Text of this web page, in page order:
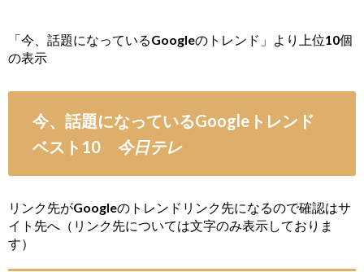
「今、話題になっているGoogleのトレンド」より上位10個
の表示
今、話題になっているGoogleトレンド
ベスト10 今日テレ
リンク先がGoogleのトレンドリンク先になるので確認はサ
イト先へ（リンク先については文字のみ表示しておりま
す）